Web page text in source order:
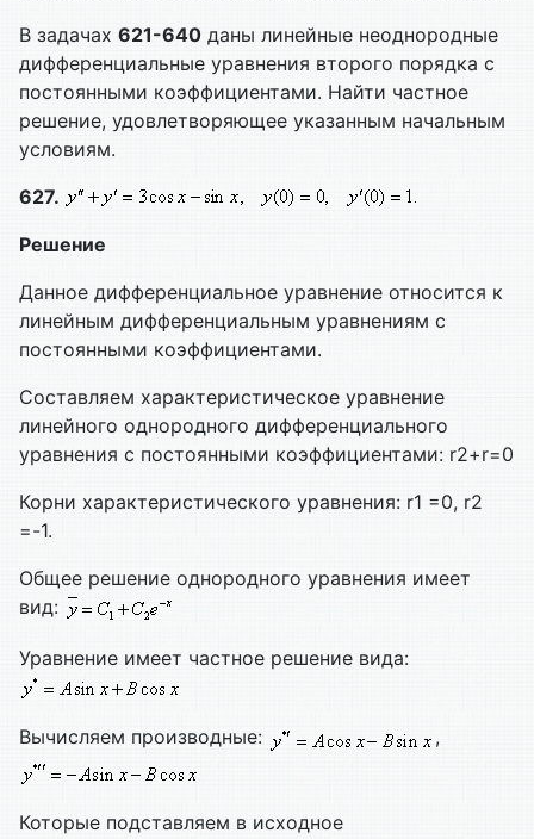
В задачах 621-640 даны линейные неоднородные
дифференциальные уравнения второго порядка с
постоянными коэффициентами. Найти частное
решение, удовлетворяющее указанным начальным
условиям.
627.
Решение
Данное дифференциальное уравнение относится к
линейным дифференциальным уравнениям с
постоянными коэффициентами.
Составляем характеристическое уравнение
линейного однородного дифференциального
уравнения с постоянными коэффициентами: r2+r=0
Корни характеристического уравнения: r1 =0, r2
=-1.
Общее решение однородного уравнения имеет
вид:
Уравнение имеет частное решение вида:
Вычисляем производные: ,
Которые подставляем в исходное